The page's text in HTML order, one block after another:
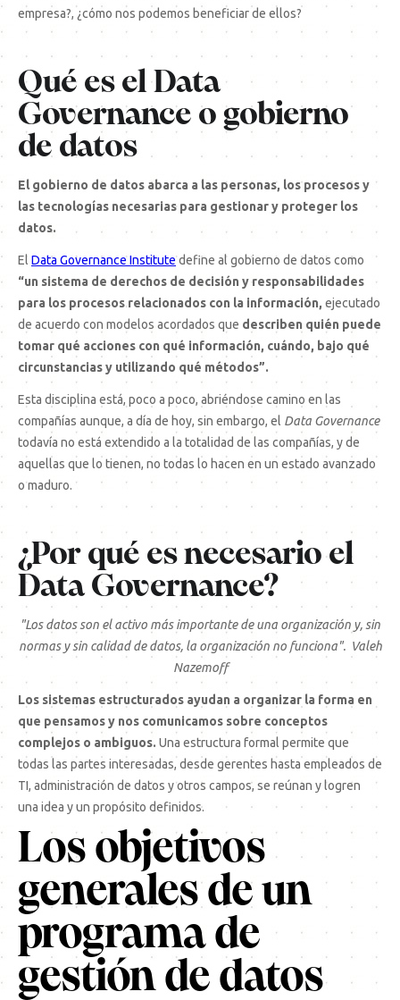
empresa?, ¿cómo nos podemos beneficiar de ellos?
Qué es el Data
Governance o gobierno
de datos
El gobierno de datos abarca a las personas, los procesos y
las tecnologías necesarias para gestionar y proteger los
datos.
El Data Governance Institutedefine al gobierno de datos como
“un sistema de derechos de decisión y responsabilidades
para los procesos relacionados con la información, ejecutado
de acuerdo con modelos acordados que describen quién puede
tomar qué acciones con qué información, cuándo, bajo qué
circunstancias y utilizando qué métodos”.
Esta disciplina está, poco a poco, abriéndose camino en las
compañías aunque, a día de hoy, sin embargo, el Data Governance
todavía no está extendido a la totalidad de las compañías, y de
aquellas que lo tienen, no todas lo hacen en un estado avanzado
o maduro.
¿Por qué es necesario el
Data Governance?
"Los datos son el activo más importante de una organización y, sin
normas y sin calidad de datos, la organización no funciona". Valeh
Nazemoff
Los sistemas estructurados ayudan a organizar la forma en
que pensamos y nos comunicamos sobre conceptos
complejos o ambiguos. Una estructura formal permite que
todas las partes interesadas, desde gerentes hasta empleados de
TI, administración de datos y otros campos, se reúnan y logren
una idea y un propósito definidos.
Los objetivos
generales de un
programa de
gestión de datos